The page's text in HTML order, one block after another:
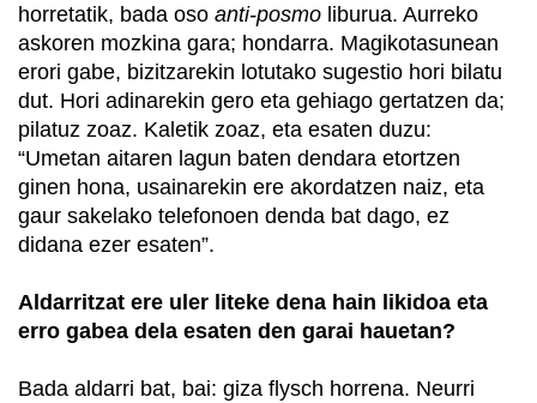
horretatik, bada oso anti-posmo liburua. Aurreko
askoren mozkina gara; hondarra. Magikotasunean
erori gabe, bizitzarekin lotutako sugestio hori bilatu
dut. Hori adinarekin gero eta gehiago gertatzen da;
pilatuz zoaz. Kaletik zoaz, eta esaten duzu:
“Umetan aitaren lagun baten dendara etortzen
ginen hona, usainarekin ere akordatzen naiz, eta
gaur sakelako telefonoen denda bat dago, ez
didana ezer esaten”.
Aldarritzat ere uler liteke dena hain likidoa eta
erro gabea dela esaten den garai hauetan?
Bada aldarri bat, bai: giza flysch horrena. Neurri